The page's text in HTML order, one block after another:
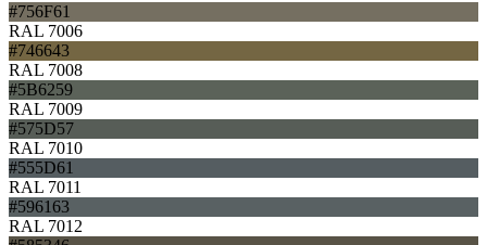
#756F61
RAL 7006
#746643
RAL 7008
#5B6259
RAL 7009
#575D57
RAL 7010
#555D61
RAL 7011
#596163
RAL 7012